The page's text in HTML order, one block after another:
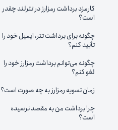
کارمزد برداشت رمزارز در تترلند چقدر
است؟
چگونه برای برداشت تتر، ایمیل خود را
تأیید کنم؟
چگونه می‌توانم برداشت رمزارز خود را
لغو کنم؟
زمان تسویه رمزارز به چه صورت است؟
چرا برداشت من به مقصد نرسیده
است؟